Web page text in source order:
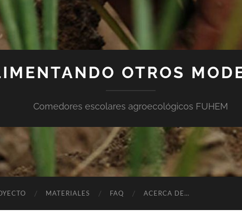
OTROS
Comedores escolares agroecológicos FUHEM
MATERIALES FAQ ACERCA DE…